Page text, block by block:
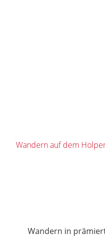
Wandern auf dem
Wandern in